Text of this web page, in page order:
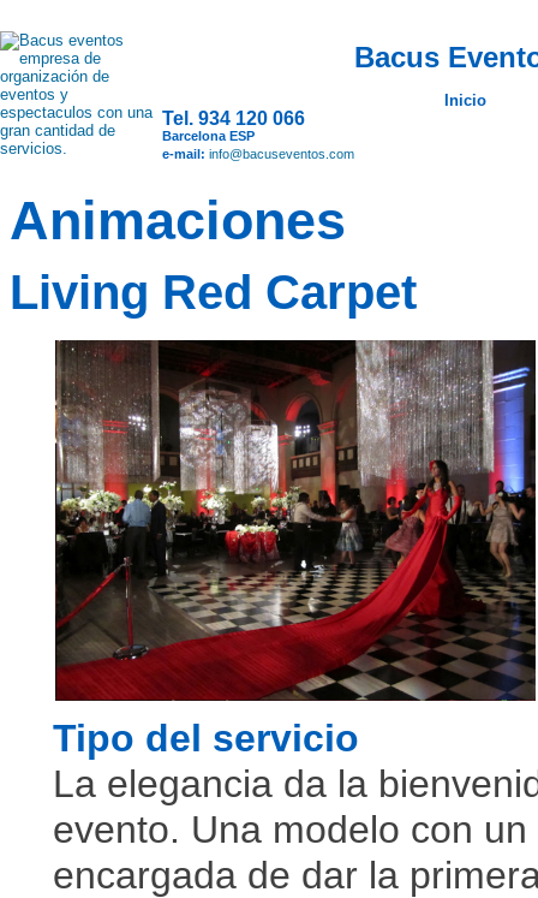
Bacus
Inicio
Tel. 934 120 066
Barcelona ESP
e-mail: info@bacuseventos.com
Animaciones
Living Red Carpet
Tipo del servicio
La elegancia da la
evento. Una modelo con
encargada de dar la